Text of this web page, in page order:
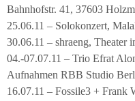
Bahnhofstr. 41, 37603
25.06.11 – Solokonzert,
30.06.11 – shraeng, Theater
04.-07.07.11 – Trio Efrat
Aufnahmen RBB Studio
16.07.11 – Fossile3 + Frank